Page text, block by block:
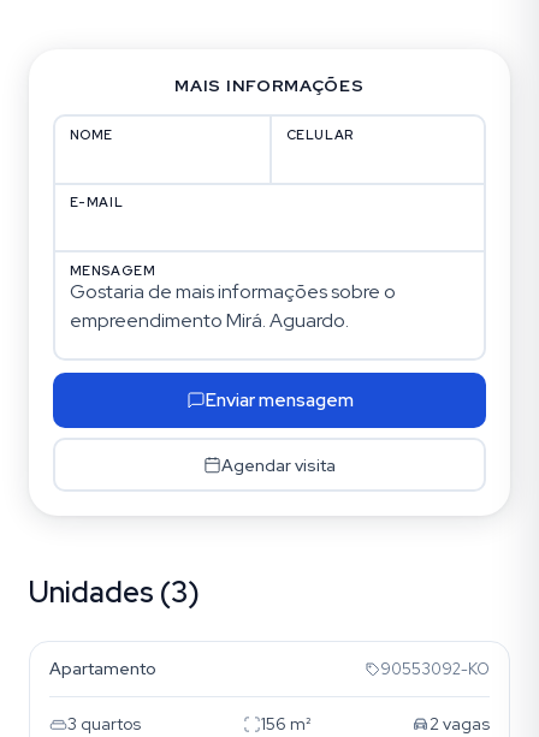
MAIS INFORMAÇÕES
NOME CELULAR
E-MAIL
MENSAGEM
Enviar mensagem
Agendar visita
Unidades (3)
Petrópolis
Apartamento 90553092-KO
3 quartos 156 m² 2vagas